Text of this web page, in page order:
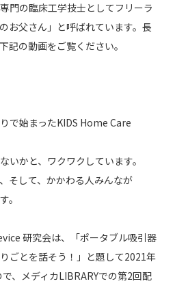
門の臨床工学技士としてフリーラ
お父さん」と呼ばれています。長
記の動画をご覧ください。
で始まったKIDS Home Care
いかと、ワクワクしています。
そして、かかわる人みんなが
。
研究会は、「ポータブル吸引器
ごとを話そう！」と題して2021年
、メディカLIBRARYでの第2回配